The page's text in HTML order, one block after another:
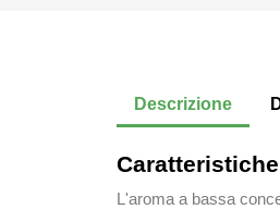
Descrizione
L'aroma a bassa